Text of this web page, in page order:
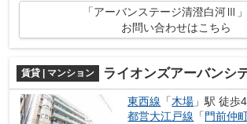
「アーバンステージ清澄白河Ⅲ
お問い合わせはこちら
賃貸 | マンション ライオンズアーバンシ
東西線 「木場 」駅 徒歩
都営大江戸線 「 門前仲